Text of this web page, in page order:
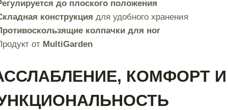
до плоского положения
конструкция для удобного хранения
колпачки для ног
от MultiGarden
КОМФОРТ И